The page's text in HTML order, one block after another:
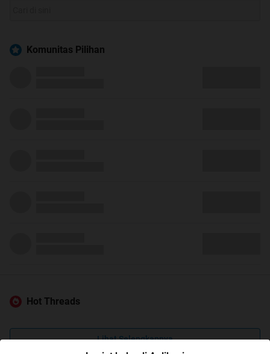
Komunitas Pilihan
Hot Threads
Lihat Selengkapnya